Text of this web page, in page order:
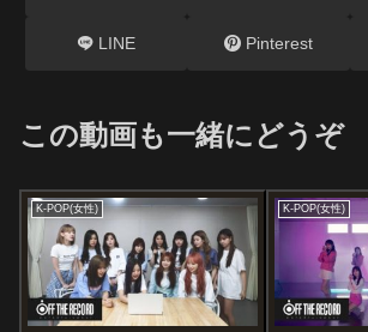
LINE Pinterest
この動画も一緒にどうぞ
K-POP(女性) K-POP(女性)